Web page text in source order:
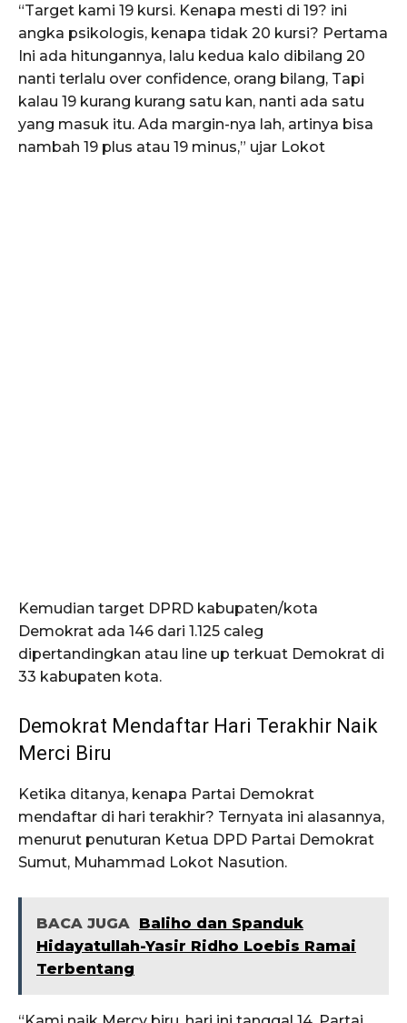
“Target kami 19 kursi. Kenapa mesti di 19? ini
angka psikologis, kenapa tidak 20 kursi? Pertama
Ini ada hitungannya, lalu kedua kalo dibilang 20
nanti terlalu over confidence, orang bilang, Tapi
kalau 19 kurang kurang satu kan, nanti ada satu
yang masuk itu. Ada margin-nya lah, artinya bisa
nambah 19 plus atau 19 minus,” ujar Lokot
Kemudian target DPRD kabupaten/kota
Demokrat ada 146 dari 1.125 caleg
dipertandingkan atau line up terkuat Demokrat di
33 kabupaten kota.
Demokrat Mendaftar Hari Terakhir Naik
Merci Biru
Ketika ditanya, kenapa Partai Demokrat
mendaftar di hari terakhir? Ternyata ini alasannya,
menurut penuturan Ketua DPD Partai Demokrat
Sumut, Muhammad Lokot Nasution.
BACA JUGA
Baliho dan Spanduk
Hidayatullah-Yasir Ridho Loebis Ramai
Terbentang